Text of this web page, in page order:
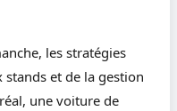
les stratégies
stands et de la gestion
une voiture de